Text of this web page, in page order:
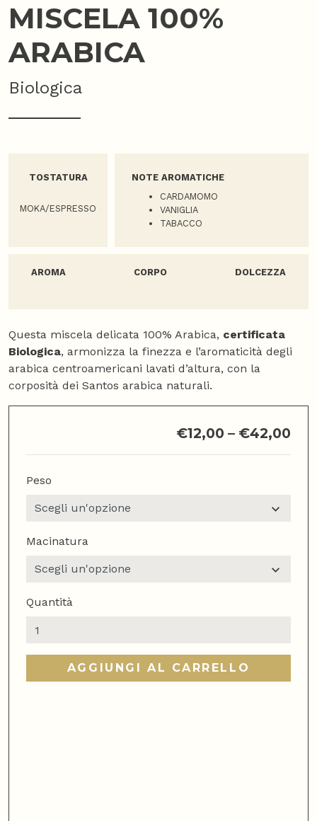
MISCELA 100%
ARABICA
Biologica
TOSTATURA
MOKA/ESPRESSO
NOTE AROMATICHE
CARDAMOMO
VANIGLIA
TABACCO
AROMA CORPO DOLCEZZA
Questa miscela delicata 100% Arabica, certificata
Biologica, armonizza la finezza e l’aromaticità degli
arabica centroamericani lavati d’altura, con la
corposità dei Santos arabica naturali.
€12,00 – €42,00
Peso
Macinatura
Quantità
Miscela
arabica
quantità
AGGIUNGI AL CARRELLO